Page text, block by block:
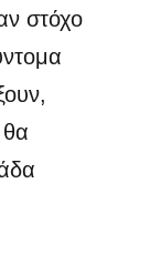
στόχο
θα